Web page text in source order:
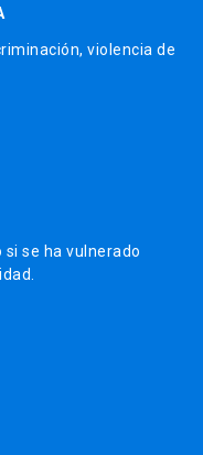
violencia de
se ha vulnerado